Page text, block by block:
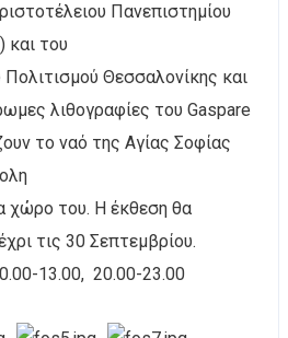
Πανεπιστημίου
και του
Θεσσαλονίκης και
λιθογραφίες του Gaspare
το ναό της Αγίας Σοφίας
χώρο του. Η έκθεση θα
τις 30 Σεπτεμβρίου.
13.00, 20.00-23.00